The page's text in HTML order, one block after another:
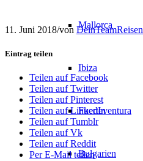
Mallorca
Ibiza
Fuerteventura
Bulgarien
11. Juni 2018/von DeinTeamReisen
Eintrag teilen
Teilen auf Facebook
Teilen auf Twitter
Teilen auf Pinterest
Teilen auf LinkedIn
Teilen auf Tumblr
Teilen auf Vk
Teilen auf Reddit
Per E-Mail teilen